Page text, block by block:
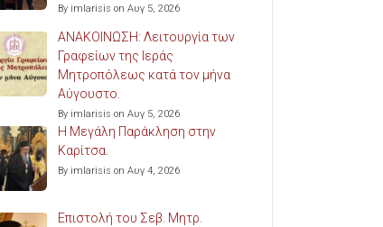
By imlarisis on Αυγ 5, 2026
ΑΝΑΚΟΙΝΩΣΗ: Λειτουργία των
Γραφείων της Ιεράς
Μητροπόλεως κατά τον μήνα
Αύγουστο.
By imlarisis on Αυγ 5, 2026
Η Μεγάλη Παράκληση στην
Καρίτσα.
By imlarisis on Αυγ 4, 2026
Επιστολή του Σεβ. Μητρ.